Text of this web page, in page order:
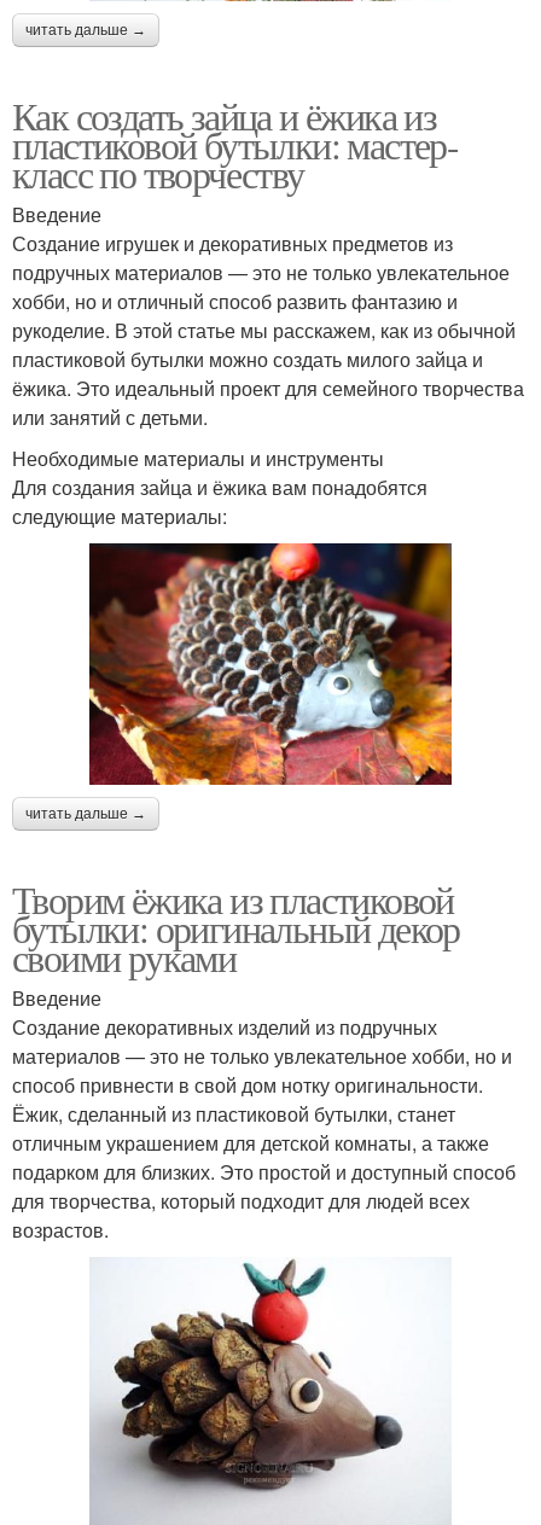
читать дальше →
Как создать зайца и ёжика из
пластиковой бутылки: мастер-
класс по творчеству
Введение
Создание игрушек и декоративных предметов из
подручных материалов — это не только увлекательное
хобби, но и отличный способ развить фантазию и
рукоделие. В этой статье мы расскажем, как из обычной
пластиковой бутылки можно создать милого зайца и
ёжика. Это идеальный проект для семейного творчества
или занятий с детьми.
Необходимые материалы и инструменты
Для создания зайца и ёжика вам понадобятся
следующие материалы:
читать дальше →
Творим ёжика из пластиковой
бутылки: оригинальный декор
своими руками
Введение
Создание декоративных изделий из подручных
материалов — это не только увлекательное хобби, но и
способ привнести в свой дом нотку оригинальности.
Ёжик, сделанный из пластиковой бутылки, станет
отличным украшением для детской комнаты, а также
подарком для близких. Это простой и доступный способ
для творчества, который подходит для людей всех
возрастов.